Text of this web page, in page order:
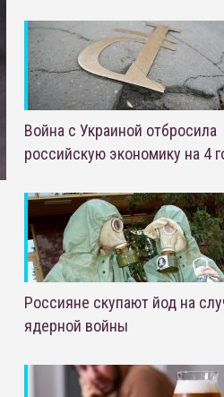
Война с Украиной отбросила
российскую экономику на 4
Россияне скупают йод на
ядерной войны